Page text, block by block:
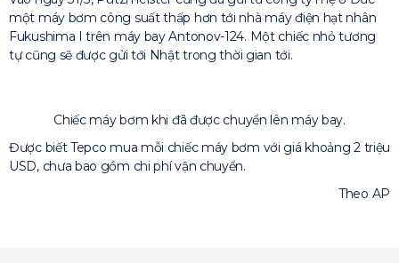
một máy bơm công suất thấp hơn tới nhà máy điện hạt nhân
Fukushima I trên máy bay Antonov-124. Một chiếc nhỏ tương
tự cũng sẽ được gửi tới Nhật trong thời gian tới.
Chiếc máy bơm khi đã được chuyển lên máy bay.
Được biết Tepco mua mỗi chiếc máy bơm với giá khoảng 2 triệu
USD, chưa bao gồm chi phí vận chuyển.
Theo AP